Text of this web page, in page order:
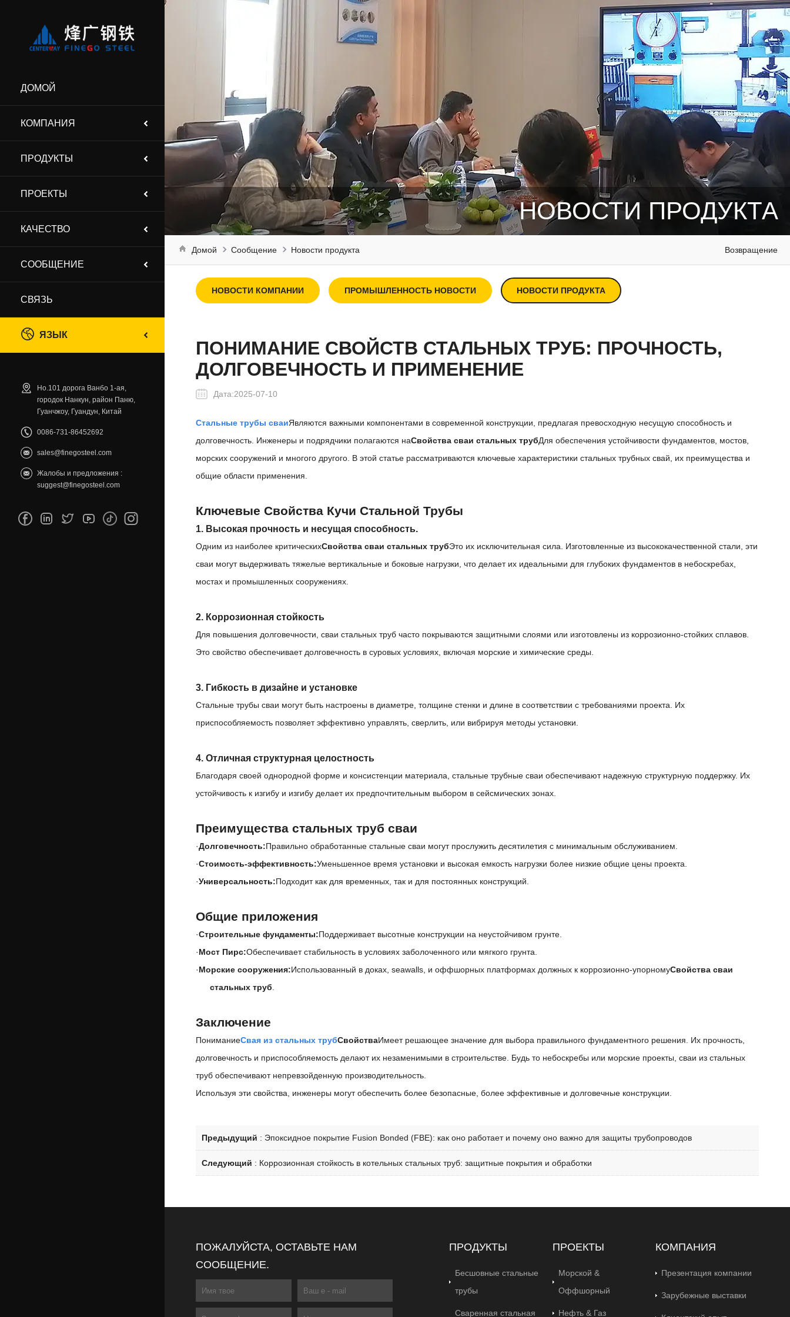
ДОМОЙ
КОМПАНИЯ
ПРОДУКТЫ
ПРОЕКТЫ
КАЧЕСТВО
СООБЩЕНИЕ
СВЯЗЬ
ЯЗЫК
Но.101 дорога Ванбо 1-ая,
городок Нанкун, район Паню,
Гуанчжоу, Гуандун, Китай
0086-731-86452692
sales@finegosteel.com
Жалобы и предложения :
suggest@finegosteel.com
НОВОСТИ ПРОДУКТА
Возвращение
Домой Сообщение Новости продукта
НОВОСТИ КОМПАНИИ ПРОМЫШЛЕННОСТЬ НОВОСТИ НОВОСТИ ПРОДУКТА
ПОНИМАНИЕ СВОЙСТВ СТАЛЬНЫХ ТРУБ: ПРОЧНОСТЬ,
ДОЛГОВЕЧНОСТЬ И ПРИМЕНЕНИЕ
Дата:2025-07-10
Стальные трубы сваиЯвляются важными компонентами в современной конструкции, предлагая превосходную несущую способность и
долговечность. Инженеры и подрядчики полагаются наСвойства сваи стальных трубДля обеспечения устойчивости фундаментов, мостов,
морских сооружений и многого другого. В этой статье рассматриваются ключевые характеристики стальных трубных свай, их преимущества и
общие области применения.
Ключевые Свойства Кучи Стальной Трубы
1. Высокая прочность и несущая способность.
Одним из наиболее критическихСвойства сваи стальных трубЭто их исключительная сила. Изготовленные из высококачественной стали, эти
сваи могут выдерживать тяжелые вертикальные и боковые нагрузки, что делает их идеальными для глубоких фундаментов в небоскребах,
мостах и промышленных сооружениях.
2. Коррозионная стойкость
Для повышения долговечности, сваи стальных труб часто покрываются защитными слоями или изготовлены из коррозионно-стойких сплавов.
Это свойство обеспечивает долговечность в суровых условиях, включая морские и химические среды.
3. Гибкость в дизайне и установке
Стальные трубы сваи могут быть настроены в диаметре, толщине стенки и длине в соответствии с требованиями проекта. Их
приспособляемость позволяет эффективно управлять, сверлить, или вибрируя методы установки.
4. Отличная структурная целостность
Благодаря своей однородной форме и консистенции материала, стальные трубные сваи обеспечивают надежную структурную поддержку. Их
устойчивость к изгибу и изгибу делает их предпочтительным выбором в сейсмических зонах.
Преимущества стальных труб сваи
·Долговечность:Правильно обработанные стальные сваи могут прослужить десятилетия с минимальным обслуживанием.
·Стоимость-эффективность:Уменьшенное время установки и высокая емкость нагрузки более низкие общие цены проекта.
·Универсальность:Подходит как для временных, так и для постоянных конструкций.
Общие приложения
·Строительные фундаменты:Поддерживает высотные конструкции на неустойчивом грунте.
·Мост Пирс:Обеспечивает стабильность в условиях заболоченного или мягкого грунта.
·Морские сооружения:Использованный в доках, seawalls, и оффшорных платформах должных к коррозионно-упорномуСвойства сваи
стальных труб
Заключение
ПониманиеСвая из стальных трубСвойстваИмеет решающее значение для выбора правильного фундаментного решения. Их прочность,
долговечность и приспособляемость делают их незаменимыми в строительстве. Будь то небоскребы или морские проекты, сваи из стальных
труб обеспечивают непревзойденную производительность.
Используя эти свойства, инженеры могут обеспечить более безопасные, более эффективные и долговечные конструкции.
Предыдущий : Эпоксидное покрытие Fusion Bonded (FBE): как оно работает и почему оно важно для защиты трубопроводов
Следующий : Коррозионная стойкость в котельных стальных труб: защитные покрытия и обработки
ПОЖАЛУЙСТА, ОСТАВЬТЕ НАМ
СООБЩЕНИЕ.
ПРОДУКТЫ
Бесшовные стальные
трубы
Сваренная стальная
ПРОЕКТЫ
Морской &
Оффшорный
Нефть & Газ
КОМПАНИЯ
Презентация компании
Зарубежные выставки